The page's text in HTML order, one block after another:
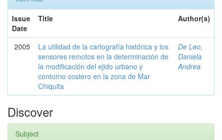
Issue
Date
Title Author(s)
2005
La utilidad de la cartografía histórica y los
sensores remotos en la determinación de
la modificación del ejido urbano y
contorno costero en la zona de Mar
Chiquita
De Leo,
Daniela
Andrea
Discover
Subject